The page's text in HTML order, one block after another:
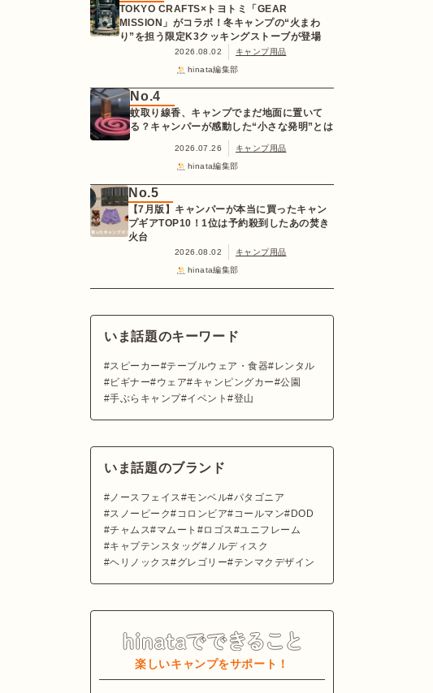
TOKYO CRAFTS×トヨトミ「GEAR
MISSION」がコラボ！冬キャンプの“火まわ
り”を担う限定K3クッキングストーブが登場
2026.08.02
キャンプ用品
hinata編集部
No.4
蚊取り線香、キャンプでまだ地面に置いて
る？キャンパーが感動した“小さな発明”とは
2026.07.26
キャンプ用品
hinata編集部
No.5
【7月版】キャンパーが本当に買ったキャン
プギアTOP10！1位は予約殺到したあの焚き
火台
2026.08.02
キャンプ用品
hinata編集部
いま話題のキーワード
スピーカー テーブルウェア・食器
レンタル
ビギナー
ウェア キャンピングカー
公園
手ぶらキャンプ イベント 登山
いま話題のブランド
ノースフェイス モンベル パタゴニア
スノーピーク
コロンビア コールマン
DOD
チャムス
マムート ロゴス
ユニフレーム
キャプテンスタッグ
ノルディスク
ヘリノックス
グレゴリー テンマクデザイン
楽しいキャンプをサポート！